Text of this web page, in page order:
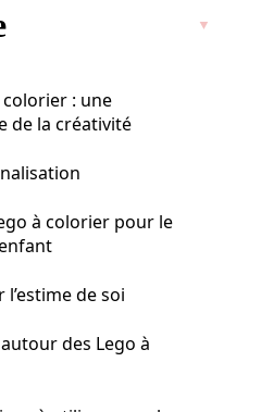
colorier : une
de la créativité
à colorier pour le
de soi
des Lego à